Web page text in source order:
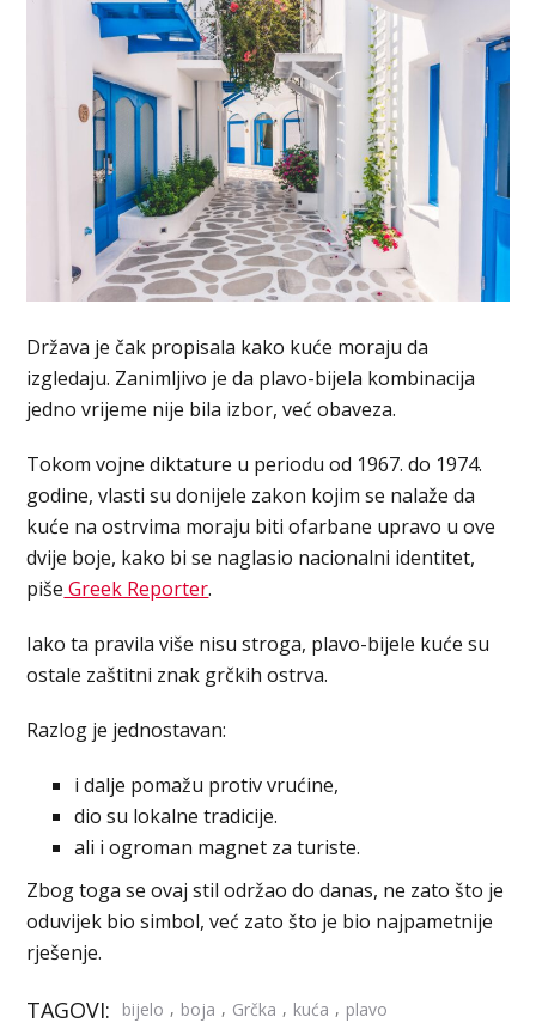
Država je čak propisala kako kuće moraju da
izgledaju. Zanimljivo je da plavo-bijela kombinacija
jedno vrijeme nije bila izbor, već obaveza.
Tokom vojne diktature u periodu od 1967. do 1974.
godine, vlasti su donijele zakon kojim se nalaže da
kuće na ostrvima moraju biti ofarbane upravo u ove
dvije boje, kako bi se naglasio nacionalni identitet,
piše Greek Reporter.
Iako ta pravila više nisu stroga, plavo-bijele kuće su
ostale zaštitni znak grčkih ostrva.
Razlog je jednostavan:
i dalje pomažu protiv vrućine,
dio su lokalne tradicije.
ali i ogroman magnet za turiste.
Zbog toga se ovaj stil održao do danas, ne zato što je
oduvijek bio simbol, već zato što je bio najpametnije
rješenje.
TAGOVI: bijelo , boja , Grčka , kuća , plavo